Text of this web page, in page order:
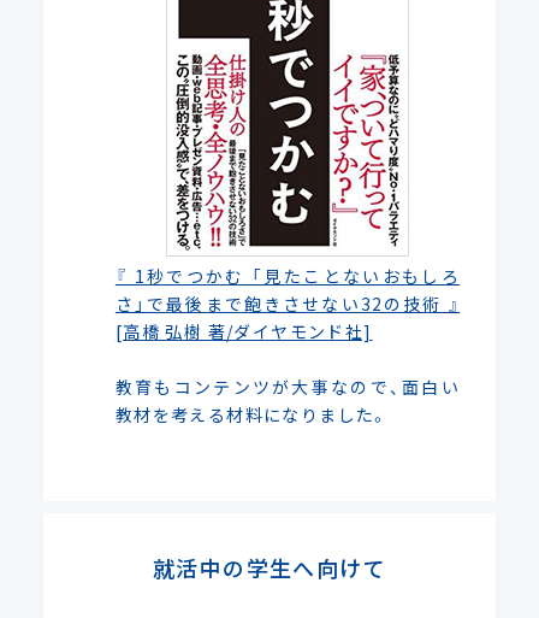
『 1秒でつかむ 「見たことないおもしろ
さ」で最後まで飽きさせない32の技術 』
[高橋 弘樹 著/ダイヤモンド社]
教育もコンテンツが大事なので、面白い
教材を考える材料になりました。
就活中の学生へ向けて